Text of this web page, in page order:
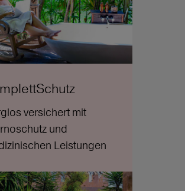
versichert mit
und
Leistungen